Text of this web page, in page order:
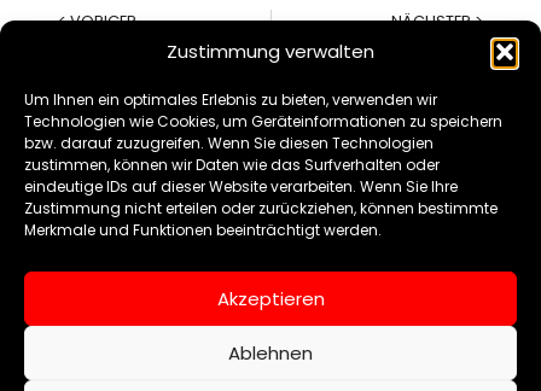
Zustimmung verwalten
Um Ihnen ein optimales Erlebnis zu bieten, verwenden wir
Technologien wie Cookies, um Geräteinformationen zu speichern
bzw. darauf zuzugreifen. Wenn Sie diesen Technologien
zustimmen, können wir Daten wie das Surfverhalten oder
eindeutige IDs auf dieser Website verarbeiten. Wenn Sie Ihre
Zustimmung nicht erteilen oder zurückziehen, können bestimmte
Merkmale und Funktionen beeinträchtigt werden.
Akzeptieren
Ablehnen
< VORIGER NÄCHSTER >
Budokan Sommerfest 18.07.2026
KONTAKT
–
FRANZ-
SCHUBERT-STR.
26
97421
SCHWEINFURT